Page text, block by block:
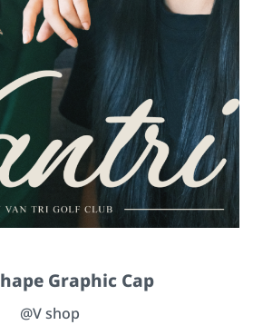
Graphic Cap
@V shop